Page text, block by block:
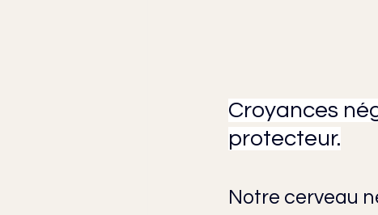
Croyances
protecteur.
Notre cerveau